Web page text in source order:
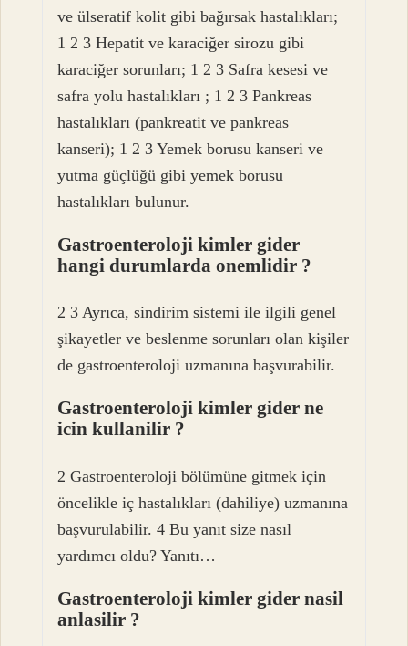
ve ülseratif kolit gibi bağırsak hastalıkları;
1 2 3 Hepatit ve karaciğer sirozu gibi
karaciğer sorunları; 1 2 3 Safra kesesi ve
safra yolu hastalıkları ; 1 2 3 Pankreas
hastalıkları (pankreatit ve pankreas
kanseri); 1 2 3 Yemek borusu kanseri ve
yutma güçlüğü gibi yemek borusu
hastalıkları bulunur.
Gastroenteroloji kimler gider
hangi durumlarda onemlidir ?
2 3 Ayrıca, sindirim sistemi ile ilgili genel
şikayetler ve beslenme sorunları olan kişiler
de gastroenteroloji uzmanına başvurabilir.
Gastroenteroloji kimler gider ne
icin kullanilir ?
2 Gastroenteroloji bölümüne gitmek için
öncelikle iç hastalıkları (dahiliye) uzmanına
başvurulabilir. 4 Bu yanıt size nasıl
yardımcı oldu? Yanıtı…
Gastroenteroloji kimler gider nasil
anlasilir ?